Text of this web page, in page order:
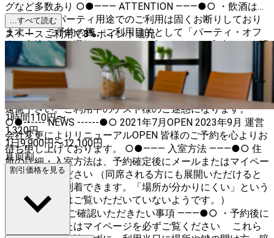
グなど多数あり ○●――― ATTENTION ―――●○ ・飲酒は厳
禁です！ ・パーティ用途でのご利用は固くお断りしており
ます！ ご予約の際、ご利用目的として「パーティ・オフ
会・交流会」を選択いただいいた上でコメント入力がない場
合には用途の詳細をお伺いするためお電話させていただきま
すので予めご了承ください。 ・ボードゲームでのご利用は
大・大・大歓迎！ご予約時にご利用目的として「ボードゲー
ム」をご選択ください。 ・予約時間前のノック、入室はご
遠慮下さい。ご利用中のゲスト様のご迷惑になります。
○●------ NEWS ------●○ 2021年7月OPEN 2023年9月 運営
会社変更によりリニューアルOPEN 皆様のご予約を心よりお
待ち申し上げております。 ○●――― 入室方法 ―――●○ 住
所の詳細・入室方法は、予約確定後にメールまたはマイペー
ジでご確認ください （同席される方にも展開いただけると
迷わず現地に到着できます。「場所が分かりにくい」という
方のほとんどはご覧いただいていないようです。）
○●――― 必ずご確認いただきたい事項 ―――●○ ・予約後に
届くメールまたはマイページを必ずご覧ください これら
...すべて読む
スペースご利用で3%ポイント還元
1時間110円〜
1,320円
1日9,900円〜12,100円
直前割
割引価格を見る